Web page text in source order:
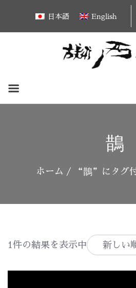
content
日本語 English
鵲
ホーム / “鵲”にタグ
1件の結果を表示中